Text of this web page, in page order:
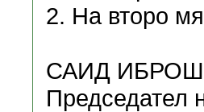
2. На второ
САИД ИБРОШ
Председател